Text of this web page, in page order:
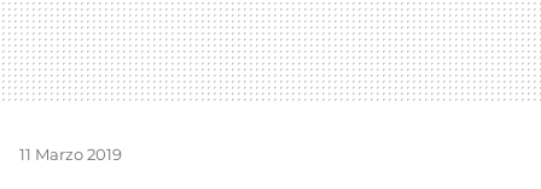
11 Marzo 2019